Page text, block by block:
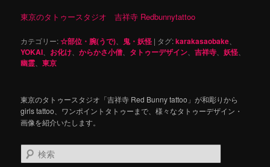
東京のタトゥースタジオ 吉祥寺 Redbunnytattoo
カテゴリー:☆部位・腕(うで) 鬼・妖怪 | タグ:karakasaobake
YOKAI お化け 、からかさ小僧 タトゥーデザイン 、吉祥寺 、妖怪
幽霊 、東京
東京のタトゥースタジオ「吉祥寺 Red Bunny tattoo」が和彫りから
girls tattoo、ワンポイントタトゥーまで、様々なタトゥーデザイン・
画像を紹介いたします。
検
索